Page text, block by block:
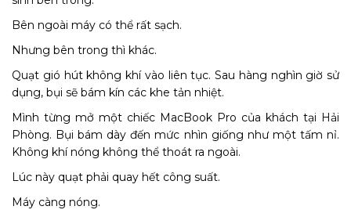
Bên ngoài máy có thể rất sạch.
Nhưng bên trong thì khác.
Quạt gió hút không khí vào liên tục. Sau hàng nghìn giờ sử
dụng, bụi sẽ bám kín các khe tản nhiệt.
Mình từng mở một chiếc MacBook Pro của khách tại Hải
Phòng. Bụi bám dày đến mức nhìn giống như một tấm nỉ.
Không khí nóng không thể thoát ra ngoài.
Lúc này quạt phải quay hết công suất.
Máy càng nóng.